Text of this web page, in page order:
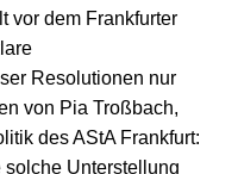
vor dem Frankfurter
Resolutionen nur
von Pia Troßbach,
des AStA Frankfurt:
solche Unterstellung